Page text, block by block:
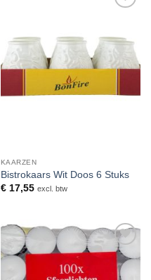
verlanglijst
KAARZEN
Bistrokaars Wit Doos 6 Stuks
€17,55 excl. btw
Toevoegen
aan
verlanglijst